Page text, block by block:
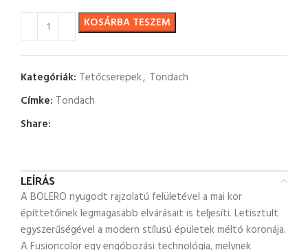
KOSÁRBA TESZEM
Kategóriák: Tetőcserepek, Tondach
Címke: Tondach
Share:
LEÍRÁS
A BOLERO nyugodt rajzolatú felületével a mai kor
építtetőinek legmagasabb elvárásait is teljesíti. Letisztult
egyszerűségével a modern stílusú épületek méltó koronája.
A Fusioncolor egy engóbozási technológia, melynek